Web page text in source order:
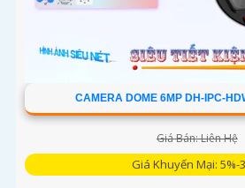
CAMERA DOME 6MP DH-IPC-
Giá Bán: Liên Hệ
Giá Khuyến Mại: 5%-